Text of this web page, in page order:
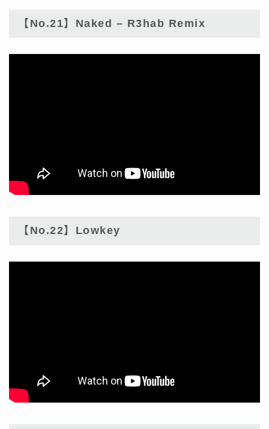
【No.21】Naked – R3hab Remix
【No.22】Lowkey